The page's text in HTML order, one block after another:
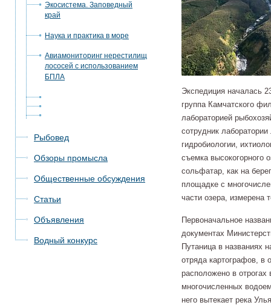
Экосистема. Заповедный
край
Наука и практика в море
Авиамониторинг нерестилищ
лососей с использованием
БПЛА
Рыбовед
Обзоры промысла
Общественные обсуждения
Статьи
Объявления
Водный конкурс
Экспедиция началась
группа Камчатского
лабораторией
сотрудник
гидробиологии,
съемка высокогорного
сольфатар, как на
площадке с
части озера, измерена
Первоначальное
документах
Путаница в названиях
отряда картографов, в
расположено в
многочисленных
него вытекает река